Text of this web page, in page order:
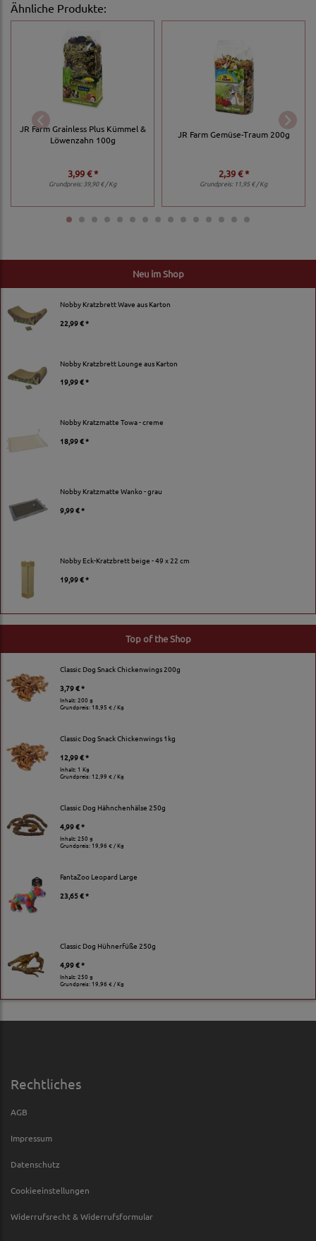
Neu im Shop
Nobby Kratzbrett Wave aus Karton
22,99 € *
Nobby Kratzbrett Lounge aus Karton
19,99 € *
Nobby Kratzmatte Towa - creme
18,99 € *
Nobby Kratzmatte Wanko - grau
9,99 € *
Nobby Eck-Kratzbrett beige - 49 x 22 cm
19,99 € *
Ähnliche Produkte:
JR Farm Grainless Plus Kümmel &
Löwenzahn 100g
3,99 € *
Grundpreis:39,90 € / Kg
JR Farm Gemüse-Traum 200g
2,39 € *
Grundpreis: 11,95 € / Kg
Top of the Shop
Classic Dog Snack Chickenwings 200g
3,79 € *
Inhalt: 200 g
Grundpreis:18,95 € / Kg
Classic Dog Snack Chickenwings 1kg
12,99 € *
Inhalt: 1 Kg
Grundpreis: 12,99 € / Kg
Classic Dog Hähnchenhälse 250g
4,99 € *
Inhalt: 250 g
Grundpreis:19,96 € / Kg
FantaZoo Leopard Large
23,65 € *
Classic Dog Hühnerfüße 250g
4,99 € *
Inhalt: 250 g
Grundpreis:19,96 € / Kg
Rechtliches
AGB
Impressum
Datenschutz
Cookieeinstellungen
Widerrufsrecht & Widerrufsformular